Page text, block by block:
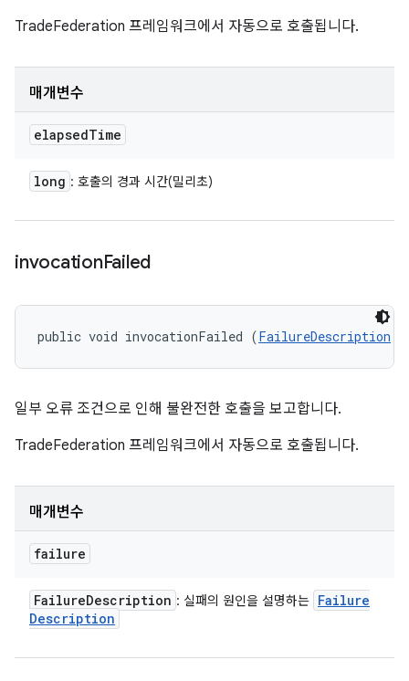
TradeFederation 프레임워크에서 자동으로 호출됩니다.
매개변수
elapsedTime
long : 호출의 경과 시간(밀리초)
invocationFailed
public void invocationFailed (FailureDescription
일부 오류 조건으로 인해 불완전한 호출을 보고합니다.
TradeFederation 프레임워크에서 자동으로 호출됩니다.
매개변수
failure
FailureDescription : 실패의 원인을 설명하는 Failure
Description